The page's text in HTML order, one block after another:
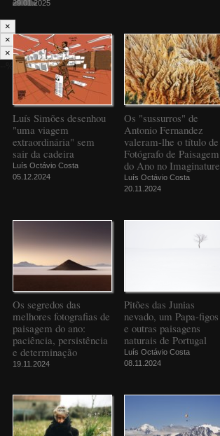
29.01.2025
Luís Simões desenhou
"uma viagem
extraordinária" sem
sair da cadeira
Luís Octávio Costa
05.12.2024
Os "sussurros" de
Antonio Fernandez
valeram-lhe o título de
Fotógrafo de Paisagem
do Ano no Imaginature
Luís Octávio Costa
20.11.2024
Os segredos das
melhores fotografias de
paisagem do ano:
paciência, persistência
e determinação
19.11.2024
Pitões das Junias
nevado, um Papa-figos
e outras paisagens
naturais de Portugal
Luís Octávio Costa
08.11.2024
×
×
×
--%>